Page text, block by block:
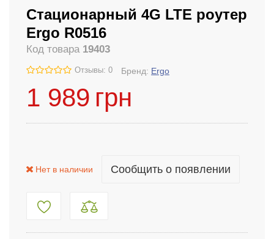
Стационарный 4G LTE роутер
Ergo R0516
Код товара 19403
Отзывы: 0 Бренд: Ergo
1 989 грн
Нет в наличии Сообщить о появлении